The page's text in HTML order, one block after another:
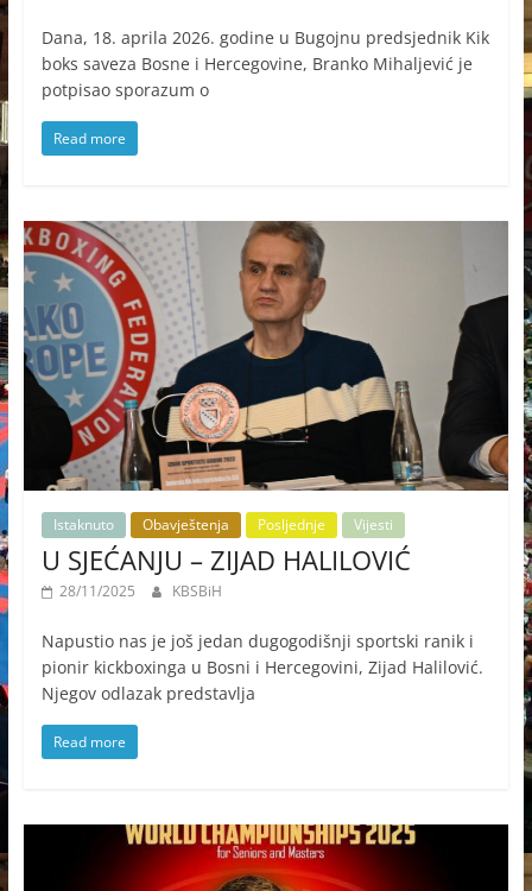
Dana, 18. aprila 2026. godine u Bugojnu predsjednik Kik
boks saveza Bosne i Hercegovine, Branko Mihaljević je
potpisao sporazum o
Read more
Istaknuto Obavještenja Posljednje Vijesti
U SJEĆANJU – ZIJAD HALILOVIĆ
28/11/2025 KBSBiH
Napustio nas je još jedan dugogodišnji sportski ranik i
pionir kickboxinga u Bosni i Hercegovini, Zijad Halilović.
Njegov odlazak predstavlja
Read more